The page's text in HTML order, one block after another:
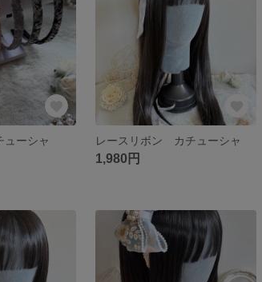
ーシャ レースリボン カチューシャ
1,980円